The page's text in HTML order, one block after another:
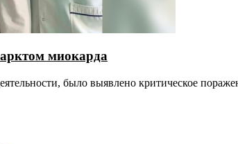
миокарда
было выявлено критическое